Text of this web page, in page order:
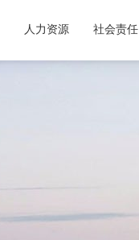
人力资源 社会责任